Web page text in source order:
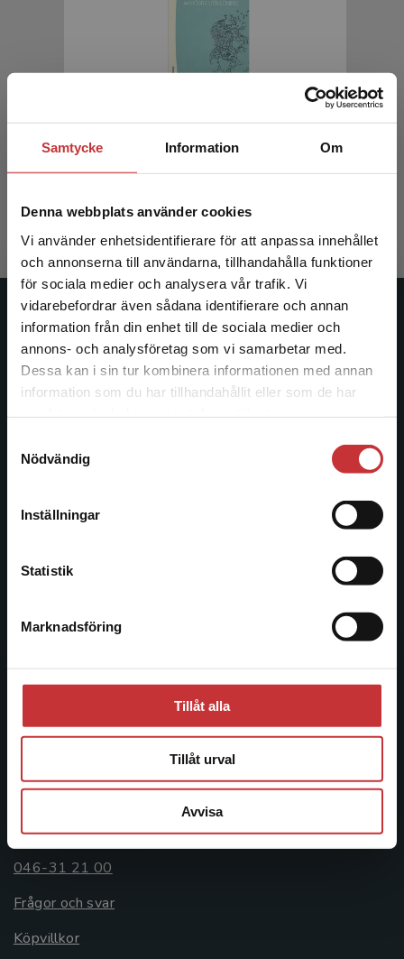
Samtycke Information Om
Denna webbplats använder cookies
Vi använder enhetsidentifierare för att anpassa innehållet
och annonserna till användarna, tillhandahålla funktioner
för sociala medier och analysera vår trafik. Vi
vidarebefordrar även sådana identifierare och annan
information från din enhet till de sociala medier och
annons- och analysföretag som vi samarbetar med.
Dessa kan i sin tur kombinera informationen med annan
information som du har tillhandahållit eller som de har
Nödvändig
Inställningar
Statistik
Marknadsföring
Tillåt alla
Tillåt urval
Avvisa
Begränsad fraktregion
Det verkar som att du besöker
studentlitteratur.se via en enhet utanför Sverige.
Vi erbjuder inte leveranser utanför Sverige. För
att kunna slutföra ett köp måste
Digitalisering av högre utbildning
Hrastinski, Stefan (red)
Exkl. moms: 349 kr
Studentlitteratur
Studentlitteratur grundades 1963 och är idag Sveriges
ledande utbildningsförlag. Med läromedel, kurslitteratur,
längs hela kunskapsresan.
Kontakta oss
046-31 20 00
Box 141
Åkergränden 1
226 60 Lund
Kundservice
Kontakta kundservice
046-31 21 00
Frågor och svar
Köpvillkor